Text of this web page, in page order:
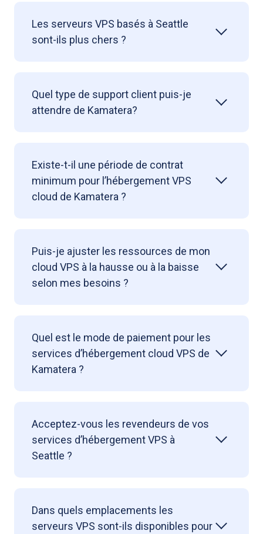
Les serveurs VPS basés à Seattle
sont-ils plus chers ?
Quel type de support client puis-je
attendre de Kamatera?
Existe-t-il une période de contrat
minimum pour l’hébergement VPS
cloud de Kamatera ?
Puis-je ajuster les ressources de mon
cloud VPS à la hausse ou à la baisse
selon mes besoins ?
Quel est le mode de paiement pour les
services d’hébergement cloud VPS de
Kamatera ?
Acceptez-vous les revendeurs de vos
services d’hébergement VPS à
Seattle ?
Dans quels emplacements les
serveurs VPS sont-ils disponibles pour